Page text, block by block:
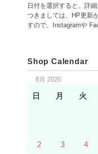
日付を選択すると、詳
つきましては、HP更新
すので、Instagramや
Shop Calendar
8月 2026
日 月 火
2 3 4